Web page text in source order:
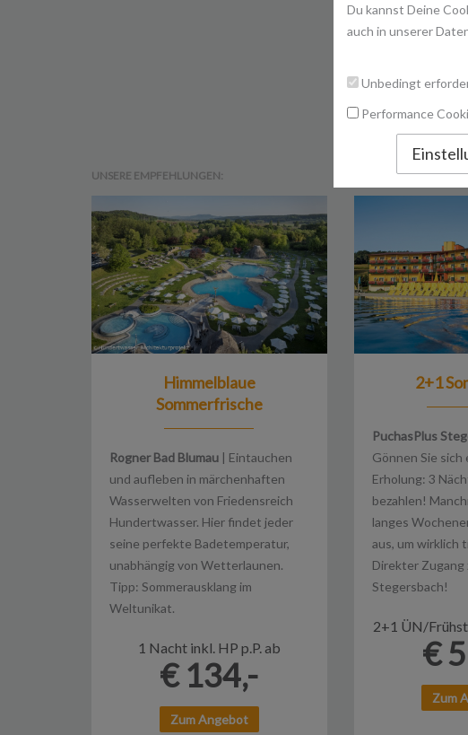
UNSERE EMPFEHLUNGEN:
Himmelblaue
Sommerfrische
Rogner Bad Blumau | Eintauchen
und aufleben in märchenhaften
Wasserwelten von Friedensreich
Hundertwasser. Hier findet jeder
seine perfekte Badetemperatur,
unabhängig von Wetterlaunen.
Tipp: Sommerausklang im
Weltunikat.
1 Nacht inkl. HP p.P. ab
€ 134,-
Zum Angebot
2+1
PuchasPlus
Gönnen Sie sich
Erholung: 3
bezahlen!
langes
aus, um wirklich
Direkter Zugang
Stegersbach!
2+1 ÜN/
€
Zum
Du kannst Deine
auch in unserer
Unbedingt
Performance